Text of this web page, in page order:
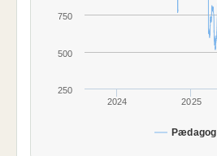
Pædagog
2024 2025
250
500
750